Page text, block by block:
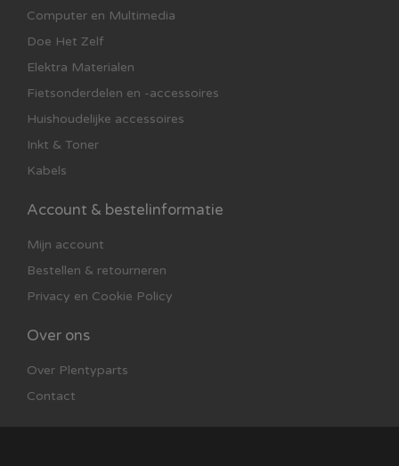
Computer en Multimedia
Doe Het Zelf
Elektra Materialen
Fietsonderdelen en -accessoires
Huishoudelijke accessoires
Inkt & Toner
Kabels
Account & bestelinformatie
Mijn account
Bestellen & retourneren
Privacy en Cookie Policy
Over ons
Over Plentyparts
Contact